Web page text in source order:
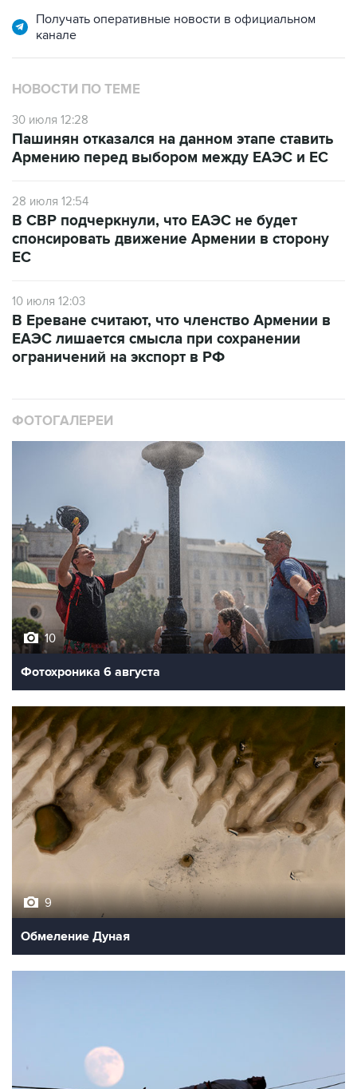
Получать оперативные новости в официальном
канале
НОВОСТИ ПО ТЕМЕ
30 июля 12:28
Пашинян отказался на данном этапе ставить
Армению перед выбором между ЕАЭС и ЕС
28 июля 12:54
В СВР подчеркнули, что ЕАЭС не будет
спонсировать движение Армении в сторону
ЕС
10 июля 12:03
В Ереване считают, что членство Армении в
ЕАЭС лишается смысла при сохранении
ограничений на экспорт в РФ
ФОТОГАЛЕРЕИ
10
Фотохроника 6 августа
9
Обмеление Дуная